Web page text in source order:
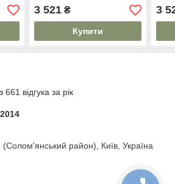
3 521₴
Купити
3
відгука за рік
(Солом'янський район), Київ, Україна